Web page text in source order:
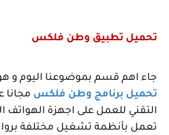
تحميل تطبيق وطن فلكس
جاء اهم قسم بموضوعنا اليوم و
تحميل برنامج وطن فلكس مجانا
التقني للعمل على اجهزة الهواتف
تعمل بأنظمة تشغيل مختلفة